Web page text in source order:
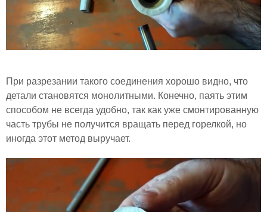
При разрезании такого соединения хорошо видно, что
детали становятся монолитными. Конечно, паять этим
способом не всегда удобно, так как уже смонтированную
часть трубы не получится вращать перед горелкой, но
иногда этот метод выручает.